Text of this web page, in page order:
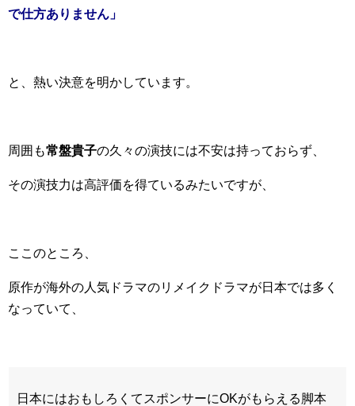
で仕方ありません」
と、熱い決意を明かしています。
周囲も常盤貴子の久々の演技には不安は持っておらず、
その演技力は高評価を得ているみたいですが、
ここのところ、
原作が海外の人気ドラマのリメイクドラマが日本では多く
なっていて、
日本にはおもしろくてスポンサーにOKがもらえる脚本